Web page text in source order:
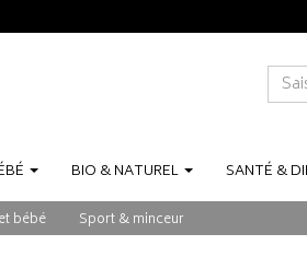
BIO &NATUREL SANTÉ &
bébé Sport & minceur